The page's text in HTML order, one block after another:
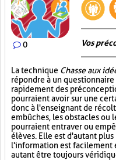
0 Vos
La technique Chasse aux
répondre à un
rapidement des
pourraient avoir sur une
donc à l'enseignant de
embûches, les obstacles ou
pourraient entraver ou
élèves. Elle est d'autant
l'information est facilement
autant être toujours